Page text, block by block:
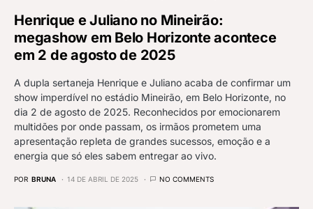
Henrique e Juliano no Mineirão:
megashow em Belo Horizonte acontece
em 2 de agosto de 2025
A dupla sertaneja Henrique e Juliano acaba de confirmar um
show imperdível no estádio Mineirão, em Belo Horizonte, no
dia 2 de agosto de 2025. Reconhecidos por emocionarem
multidões por onde passam, os irmãos prometem uma
apresentação repleta de grandes sucessos, emoção e a
energia que só eles sabem entregar ao vivo.
POR BRUNA 14 DE ABRIL DE 2025 NO COMMENTS